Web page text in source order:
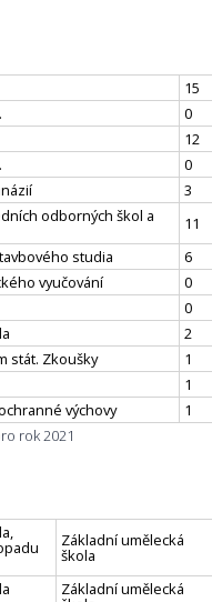
15
0
12
0
3
odborných škol a
11
studia
6
vyučování
0
0
2
stát. Zkoušky
1
1
výchovy
1
rok 2021
Základní umělecká
škola
Základní umělecká